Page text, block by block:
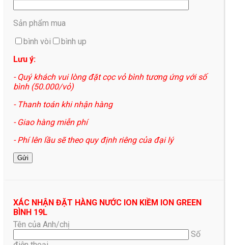
Sản phẩm mua
bình vòi
bình up
Lưu ý:
- Quý khách vui lòng đặt cọc vỏ bình tương ứng với số
bình (50.000/vỏ)
- Thanh toán khi nhận hàng
- Giao hàng miễn phí
- Phí lên lầu sẽ theo quy định riêng của đại lý
XÁC NHẬN ĐẶT HÀNG NƯỚC ION KIỀM ION GREEN
BÌNH 19L
Tên của Anh/chị
Số